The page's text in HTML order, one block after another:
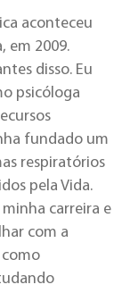
aconteceu
em 2009.
disso. Eu
psicóloga
fundado um
respiratórios
pela Vida.
carreira e
com a